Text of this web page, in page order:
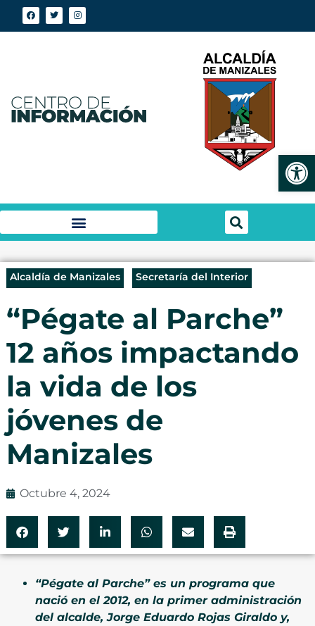
Alcaldía de Manizales Secretaría del Interior
“Pégate al Parche”
12 años impactando
la vida de los
jóvenes de
Manizales
Octubre 4, 2024
“Pégate al Parche” es un programa que
nació en el 2012, en la primer administración
del alcalde, Jorge Eduardo Rojas Giraldo y,